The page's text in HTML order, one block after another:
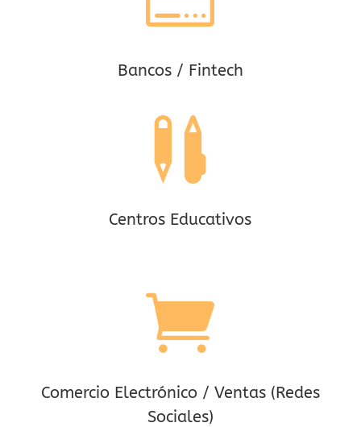
Bancos / Fintech

Centros Educativos

Comercio Electrónico / Ventas (Redes
Sociales)